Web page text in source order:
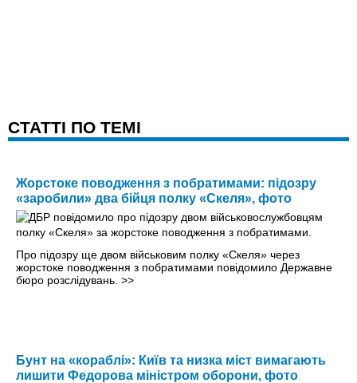
CТАТТІ ПО ТЕМІ
Жорстоке поводження з побратимами: підозру
«заробили» два бійця полку «Скеля», фото
Про підозру ще двом військовим полку «Скеля» через
жорстоке поводження з побратимами повідомило Державне
бюро розслідувань. >>
Бунт на «кораблі»: Київ та низка міст вимагають
лишити Федорова міністром оборони, фото